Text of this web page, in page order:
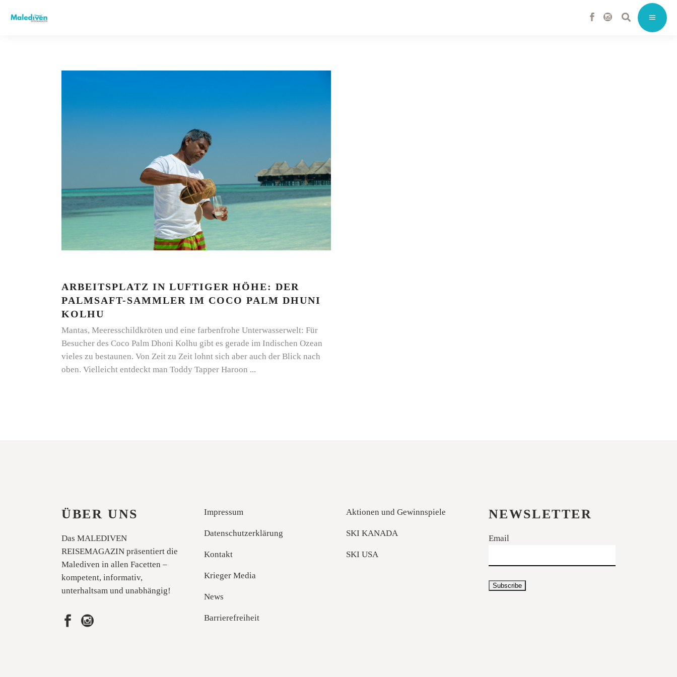
ARBEITSPLATZ IN LUFTIGER HÖHE: DER
PALMSAFT-SAMMLER IM COCO PALM DHUNI
KOLHU
Mantas, Meeresschildkröten und eine farbenfrohe Unterwasserwelt: Für
Besucher des Coco Palm Dhoni Kolhu gibt es gerade im Indischen Ozean
vieles zu bestaunen. Von Zeit zu Zeit lohnt sich aber auch der Blick nach
oben. Vielleicht entdeckt man Toddy Tapper Haroon
ÜBER UNS
Das MALEDIVEN
REISEMAGAZIN präsentiert die
Malediven in allen Facetten –
kompetent, informativ,
unterhaltsam und unabhängig!
Impressum
Datenschutzerklärung
Kontakt
Krieger Media
News
Barrierefreiheit
Aktionen und Gewinnspiele
SKI KANADA
SKI USA
NEWSLETTER
Email